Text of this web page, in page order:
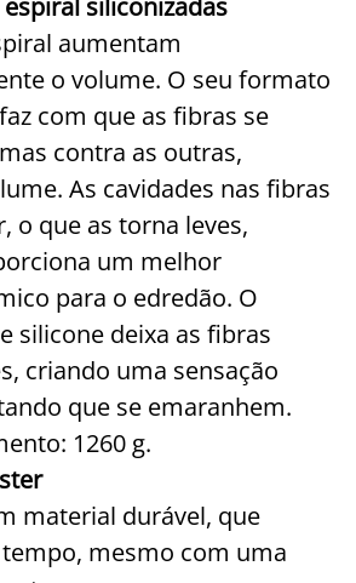
aumentam
o volume. O seu formato
com que as fibras se
contra as outras,
As cavidades nas fibras
o que as torna leves,
um melhor
para o edredão. O
silicone deixa as fibras
criando uma sensação
que se emaranhem.
1260 g.
material durável, que
mesmo com uma